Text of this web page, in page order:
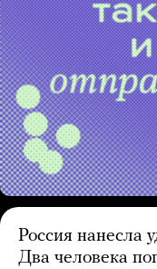
Россия нанесла
Два человека